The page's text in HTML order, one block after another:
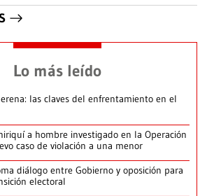
Lo más leído
las claves del enfrentamiento en el
a hombre investigado en la Operación
caso de violación a una menor
diálogo entre Gobierno y oposición para
electoral